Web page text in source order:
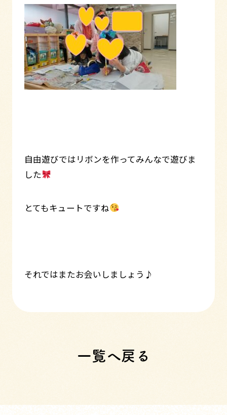
自由遊びではリボンを作ってみんなで遊びま
した
とてもキュートですね
それではまたお会いしましょう♪
一覧へ戻る